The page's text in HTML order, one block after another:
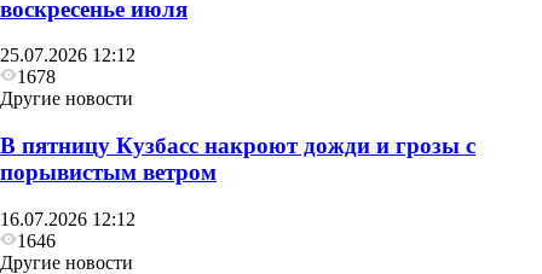
воскресенье июля
25.07.2026 12:12
1678
Другие новости
В пятницу Кузбасс накроют дожди и грозы с
порывистым ветром
16.07.2026 12:12
1646
Другие новости